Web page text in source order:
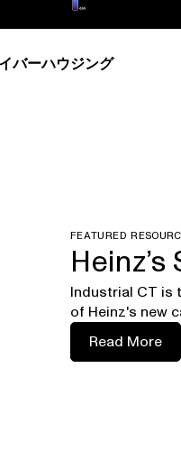
バーハウジング
FEATURED
Industrial CT is
of Heinz's new
Read More